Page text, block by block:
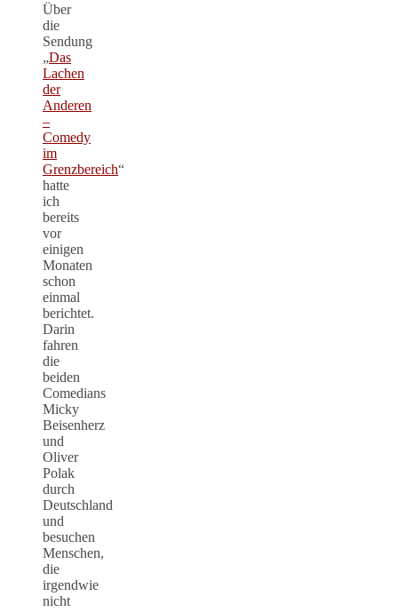
Über
die
Sendung
„Das
Lachen
der
Anderen
–
Comedy
im
Grenzbereich“
hatte
ich
bereits
vor
einigen
Monaten
schon
einmal
berichtet.
Darin
fahren
die
beiden
Comedians
Micky
Beisenherz
und
Oliver
Polak
durch
Deutschland
und
besuchen
Menschen,
die
irgendwie
nicht